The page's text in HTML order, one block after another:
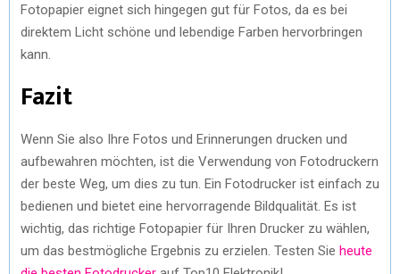
Fotopapier eignet sich hingegen gut für Fotos, da es bei
direktem Licht schöne und lebendige Farben hervorbringen
kann.
Fazit
Wenn Sie also Ihre Fotos und Erinnerungen drucken und
aufbewahren möchten, ist die Verwendung von Fotodruckern
der beste Weg, um dies zu tun. Ein Fotodrucker ist einfach zu
bedienen und bietet eine hervorragende Bildqualität. Es ist
wichtig, das richtige Fotopapier für Ihren Drucker zu wählen,
um das bestmögliche Ergebnis zu erzielen. Testen Sie heute